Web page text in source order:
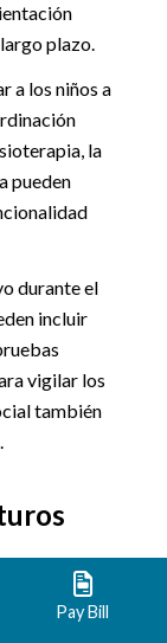
plazo.
a los niños a
la
pueden
durante el
incluir
vigilar los
también
en
Pay Bill